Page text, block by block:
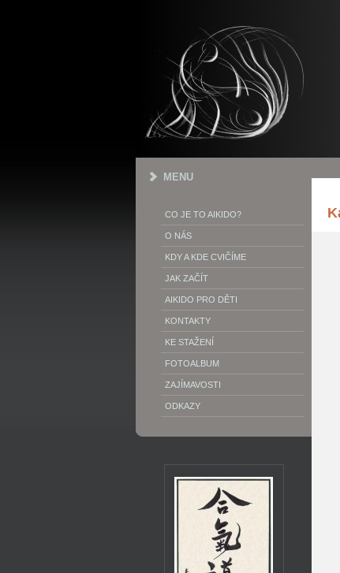
MENU
CO JE TO AIKIDO?
O NÁS
KDY A KDE CVIČÍME
JAK ZAČÍT
AIKIDO PRO DĚTI
KONTAKTY
KE STAŽENÍ
FOTOALBUM
ZAJÍMAVOSTI
ODKAZY